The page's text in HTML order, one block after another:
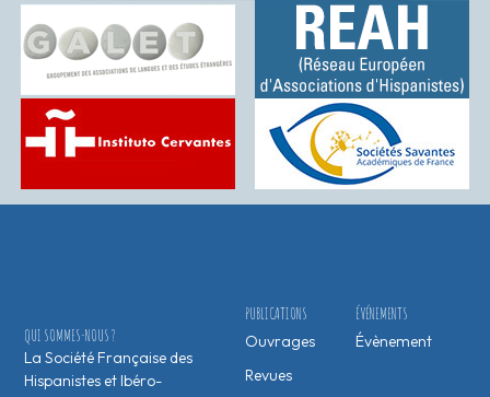
ÉVÉNEMENTS
Évènement
PUBLICATIONS
Ouvrages
Revues
QUI SOMMES-NOUS ?
La Société Française des
Hispanistes et Ibéro-